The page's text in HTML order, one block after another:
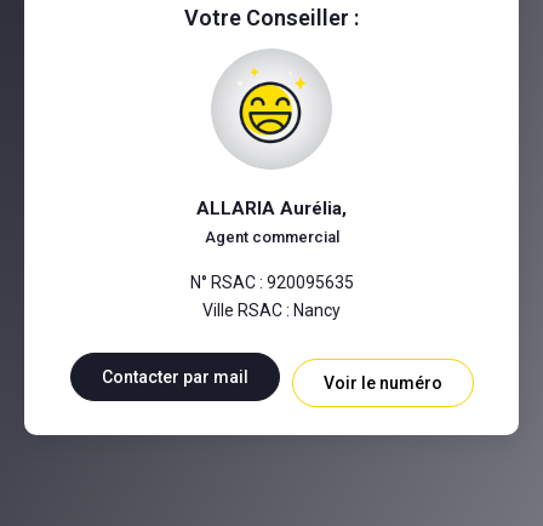
Votre Conseiller :
ALLARIA Aurélia,
Agent commercial
N° RSAC : 920095635
Ville RSAC : Nancy
Contacter par mail Voir le numéro